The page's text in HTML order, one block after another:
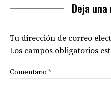
Deja
Tu dirección de correo
Los campos obligatorios
Comentario *